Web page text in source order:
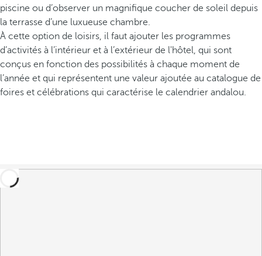
piscine ou d’observer un magnifique coucher de soleil depuis
la terrasse d’une luxueuse chambre.
À cette option de loisirs, il faut ajouter les programmes
d’activités à l’intérieur et à l’extérieur de l'hôtel, qui sont
conçus en fonction des possibilités à chaque moment de
l’année et qui représentent une valeur ajoutée au catalogue de
foires et célébrations qui caractérise le calendrier andalou.